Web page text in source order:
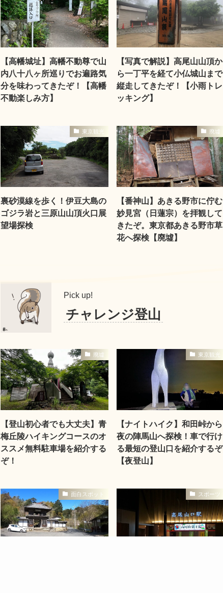
【高幡城址】高幡不動尊で山
内八十八ヶ所巡りでお遍路気
分を味わってきたぞ！【高幡
不動楽しみ方】
【写真で解説】高尾山山頂か
ら一丁平を経て小仏城山まで
縦走してきたぞ！【小雨トレ
ッキング】
東京観光
裏砂漠線を歩く！伊豆大島の
ゴジラ岩と三原山山頂火口展
望場探検
廃墟
【番神山】あきる野市に佇む
妙見宮（日蓮宗）を拝観して
きたぞ。東京都あきる野市草
花へ探検【廃墟】
Pick up!
チャレンジ登山
廃墟
【登山初心者でも大丈夫】青
梅丘陵ハイキングコースのオ
ススメ無料駐車場を紹介する
ぞ！
東京観光
【ナイトハイク】和田峠から
夜の陣馬山へ探検！車で行け
る最短の登山口を紹介するぞ
【夜登山】
面白スポット スポーツ